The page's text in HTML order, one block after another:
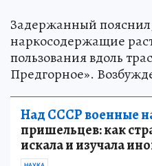
Задержанный
наркосодержащие
пользования вдоль
Предгорное».
Над СССР военные
пришельцев: как
искала и изучала